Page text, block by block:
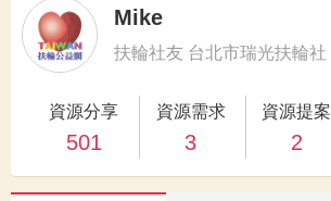
Mike
扶輪社友 台北市瑞光扶輪社
資源分享
501
資源需求
3
資源提案
2